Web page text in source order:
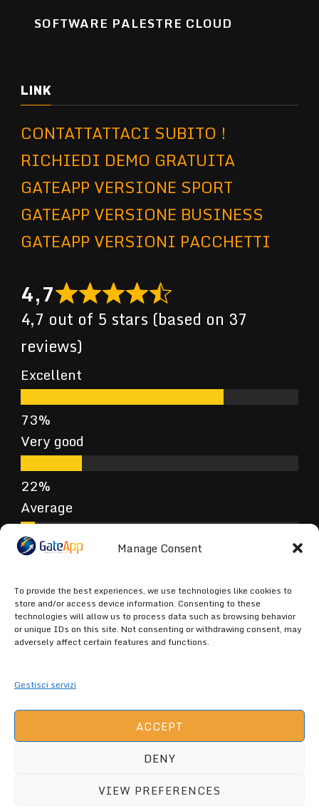
Manage Consent
To provide the best experiences, we use technologies like cookies to
store and/or access device information. Consenting to these
technologies will allow us to process data such as browsing behavior
or unique IDs on this site. Not consenting or withdrawing consent, may
adversely affect certain features and functions.
Gestisci servizi
ACCEPT
DENY
VIEW PREFERENCES
SOFTWARE PALESTRE CLOUD
LINK
CONTATTATTACI SUBITO !
RICHIEDI DEMO GRATUITA
GATEAPP VERSIONE SPORT
GATEAPP VERSIONE BUSINESS
GATEAPP VERSIONI PACCHETTI
4,7
4,7 out of 5 stars (based on 37
reviews)
Excellent
Very good
Average
Terrible
GATEAPP.NET (C) 2026 ALL RIGHTS
ARE RESERVED -GateApp Privacy